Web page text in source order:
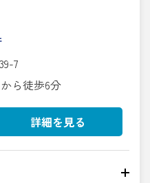
7
ら徒歩6分
詳細を見る